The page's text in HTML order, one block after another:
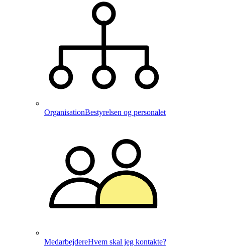
OrganisationBestyrelsen og personalet
MedarbejdereHvem skal jeg kontakte?